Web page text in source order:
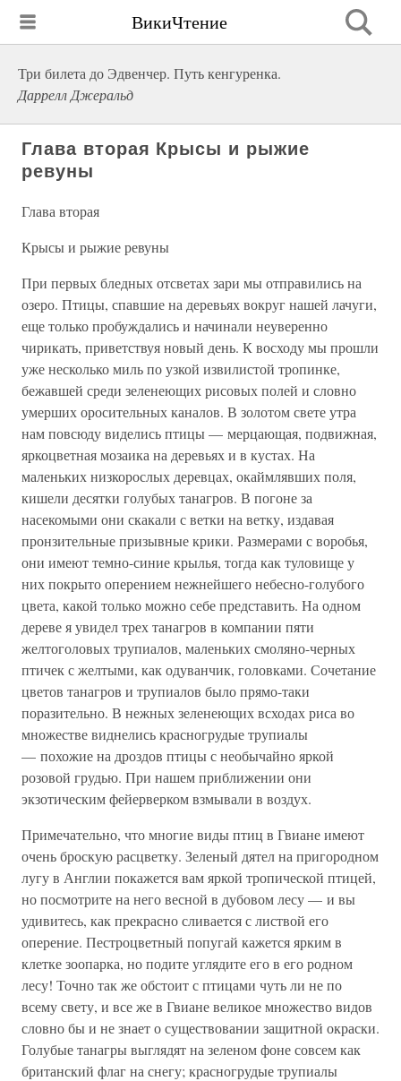
ВикиЧтение
Три билета до Эдвенчер. Путь кенгуренка.
Даррелл Джеральд
Глава вторая Крысы и рыжие
ревуны
Глава вторая
Крысы и рыжие ревуны
При первых бледных отсветах зари мы отправились на
озеро. Птицы, спавшие на деревьях вокруг нашей лачуги,
еще только пробуждались и начинали неуверенно
чирикать, приветствуя новый день. К восходу мы прошли
уже несколько миль по узкой извилистой тропинке,
бежавшей среди зеленеющих рисовых полей и словно
умерших оросительных каналов. В золотом свете утра
нам повсюду виделись птицы — мерцающая, подвижная,
яркоцветная мозаика на деревьях и в кустах. На
маленьких низкорослых деревцах, окаймлявших поля,
кишели десятки голубых танагров. В погоне за
насекомыми они скакали с ветки на ветку, издавая
пронзительные призывные крики. Размерами с воробья,
они имеют темно-синие крылья, тогда как туловище у
них покрыто оперением нежнейшего небесно-голубого
цвета, какой только можно себе представить. На одном
дереве я увидел трех танагров в компании пяти
желтоголовых трупиалов, маленьких смоляно-черных
птичек с желтыми, как одуванчик, головками. Сочетание
цветов танагров и трупиалов было прямо-таки
поразительно. В нежных зеленеющих всходах риса во
множестве виднелись красногрудые трупиалы
— похожие на дроздов птицы с необычайно яркой
розовой грудью. При нашем приближении они
экзотическим фейерверком взмывали в воздух.
Примечательно, что многие виды птиц в Гвиане имеют
очень броскую расцветку. Зеленый дятел на пригородном
лугу в Англии покажется вам яркой тропической птицей,
но посмотрите на него весной в дубовом лесу — и вы
удивитесь, как прекрасно сливается с листвой его
оперение. Пестроцветный попугай кажется ярким в
клетке зоопарка, но подите углядите его в его родном
лесу! Точно так же обстоит с птицами чуть ли не по
всему свету, и все же в Гвиане великое множество видов
словно бы и не знает о существовании защитной окраски.
Голубые танагры выглядят на зеленом фоне совсем как
британский флаг на снегу; красногрудые трупиалы